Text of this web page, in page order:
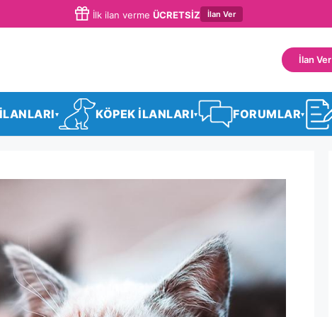
İlk ilan verme ÜCRETSİZ İlan Ver
İlan Ver
▾ KÖPEK İLANLARI▾ FORUMLAR▾